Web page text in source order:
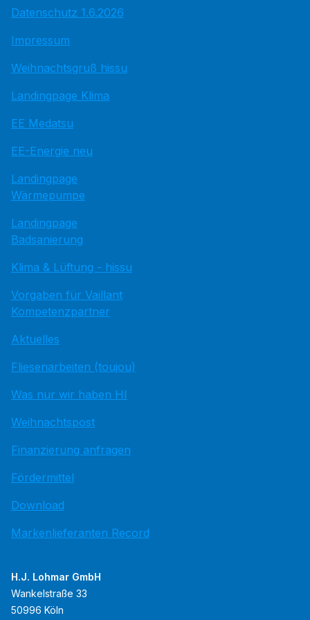
Datenschutz 1.6.2026
Impressum
Weihnachtsgruß hissu
Landingpage Klima
EE Medatsu
EE-Energie neu
Landingpage
Wärmepumpe
Landingpage
Badsanierung
Klima & Lüftung - hissu
Vorgaben für Vaillant
Kompetenzpartner
Aktuelles
Fliesenarbeiten (toujou)
Was nur wir haben HI
Weihnachtspost
Finanzierung anfragen
Fördermittel
Download
Markenlieferanten Record
H.J. Lohmar GmbH
Wankelstraße 33
50996 Köln